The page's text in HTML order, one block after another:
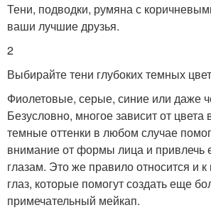
Тени, подводки, румяна с
ваши лучшие друзья.
2
Выбирайте тени глубоких темных
Фиолетовые, серые, синие или даже
Безусловно, многое зависит от цвета
темные оттенки в любом случае
внимание от формы лица и привлечь
глазам. Это же правило относится и
глаз, которые помогут создать еще
примечательный мейкап.